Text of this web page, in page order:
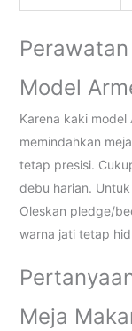
Model
Karena kaki
memindahkan
tetap presisi.
debu harian.
Oleskan pledge/
warna jati tetap
Meja